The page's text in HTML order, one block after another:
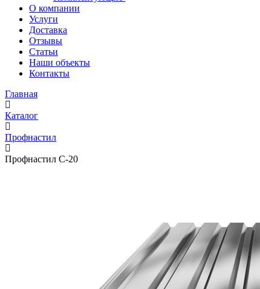
О компании
Услуги
Доставка
Отзывы
Статьи
Наши объекты
Контакты
Главная
Каталог
Профнастил
Профнастил С-20